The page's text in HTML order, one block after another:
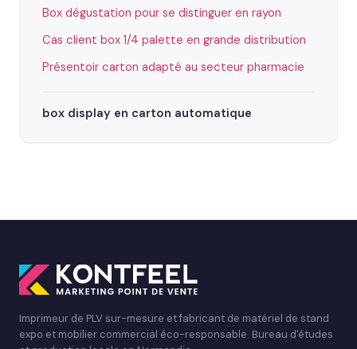
Box dégustation pour se distinguer en rayon
Cas client box 1/4 palette en grande distribution
Présentoir carton adapté au secteur pharmacie
box display en carton automatique
Imprimeur de PLV sur-mesure et fabricant de matériel de stand
expo et mobilier commercial éco-responsable. Bureau d'études